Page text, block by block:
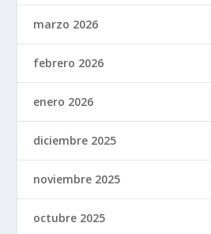
marzo 2026
febrero 2026
enero 2026
diciembre 2025
noviembre 2025
octubre 2025